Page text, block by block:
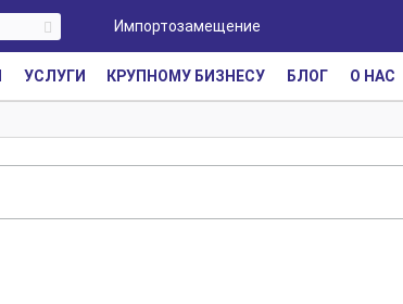
Импортозамещение
УСЛУГИ КРУПНОМУ БИЗНЕСУ БЛОГ О НАС